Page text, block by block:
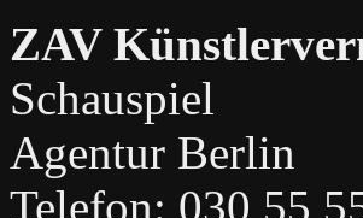
ZAV
Schauspiel
Agentur Berlin
Telefon: 030 55